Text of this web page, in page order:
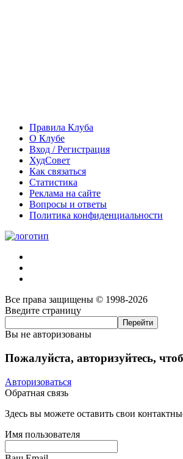
Правила Клуба
О Клубе
Вход / Регистрация
ХудСовет
Как связаться
Статистика
Реклама на сайте
Вопросы и ответы
Политика конфиденциальности
Все права защищены © 1998-2026
Введите страницу
Вы не авторизованы
Пожалуйста, авторизуйтесь,
Авторизоваться
Обратная связь
Здесь вы можете оставить свои
Имя пользователя